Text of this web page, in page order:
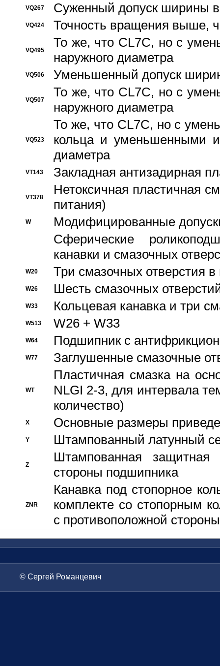
VQ267 Суженный допуск ширины
VQ424 Точность вращения выше,
VQ495
То же, что CL7C, но с
наружного диаметра
VQ506 Уменьшенный допуск
VQ507
То же, что CL7C, но с
наружного диаметра
VQ523
То же, что CL7C, но с
кольца и уменьшенными
диаметра
VT143 Закладная антизадирная
VT378
Нетоксичная пластичная
питания)
W
Модифицированные
Сферические
канавки и смазочных
W20 Три смазочных отверстия
W26 Шесть смазочных
W33 Кольцевая канавка и три
W513 W26 + W33
W64 Подшипник с
W77 Заглушенные смазочные
WT
Пластичная смазка на
NLGI 2-3, для интервала
количество)
X Основные размеры
Y Штампованный латунный
Z
Штампованная
стороны подшипника
ZNR
Канавка под стопорное
комплекте со стопорным
с противоположной стороны
© Сергей Романцевич